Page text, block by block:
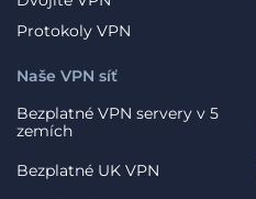
Protokoly VPN
Naše VPN síť
Bezplatné VPN servery v 5
zemích
Bezplatné UK VPN